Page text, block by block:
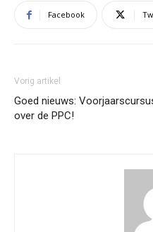
Facebook
Vorig artikel
Goed nieuws:
over de PPC!